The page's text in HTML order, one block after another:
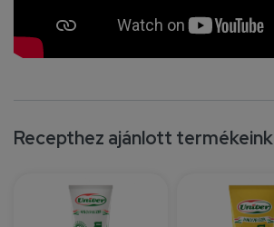
Recepthez ajánlott termékeink